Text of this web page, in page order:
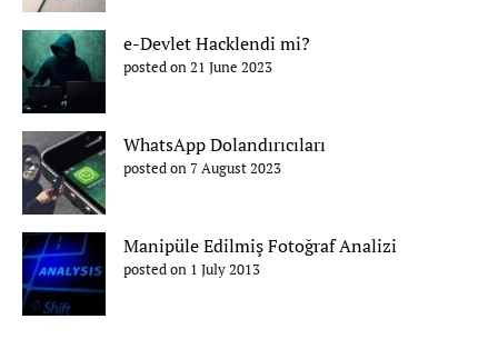
e-Devlet Hacklendi mi?
posted on 21 June 2023
WhatsApp Dolandırıcıları
posted on 7 August 2023
Manipüle Edilmiş Fotoğraf Analizi
posted on 1 July 2013